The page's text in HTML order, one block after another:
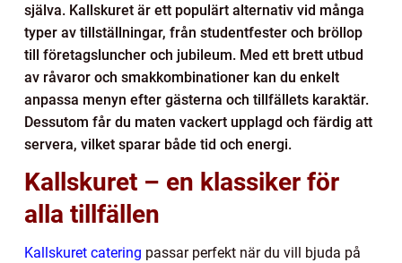
själva. Kallskuret är ett populärt alternativ vid många
typer av tillställningar, från studentfester och bröllop
till företagsluncher och jubileum. Med ett brett utbud
av råvaror och smakkombinationer kan du enkelt
anpassa menyn efter gästerna och tillfällets karaktär.
Dessutom får du maten vackert upplagd och färdig att
servera, vilket sparar både tid och energi.
Kallskuret – en klassiker för
alla tillfällen
Kallskuret catering passar perfekt när du vill bjuda på